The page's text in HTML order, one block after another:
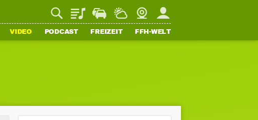
PlaylistStaupilotWetterWebcamMein FFH
VIDEO PODCAST FREIZEIT FFH-WELT